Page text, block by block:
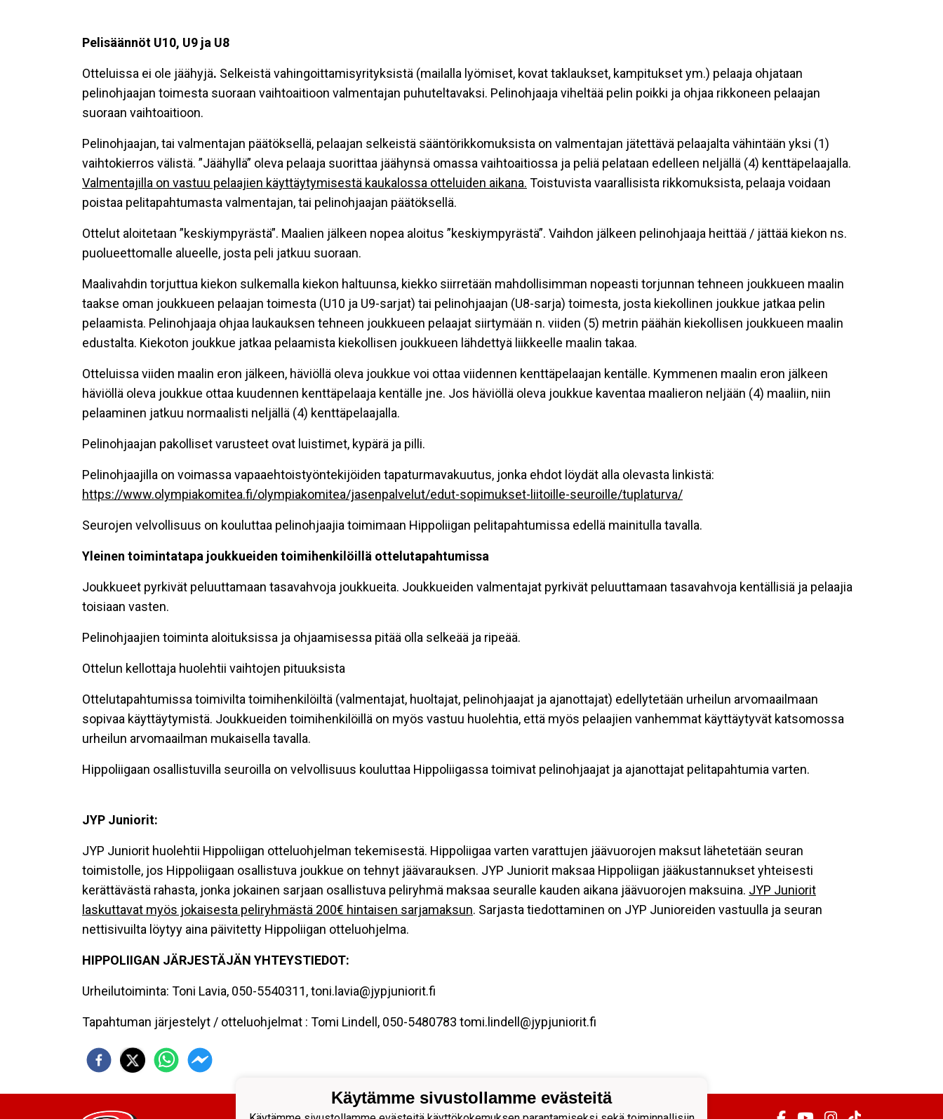
Pelisäännöt U10, U9 ja U8
Otteluissa ei ole jäähyjä. Selkeistä vahingoittamisyrityksistä (mailalla lyömiset, kovat taklaukset, kampitukset ym.) pelaaja ohjataan
pelinohjaajan toimesta suoraan vaihtoaitioon valmentajan puhuteltavaksi. Pelinohjaaja viheltää pelin poikki ja ohjaa rikkoneen pelaajan
suoraan vaihtoaitioon.
Pelinohjaajan, tai valmentajan päätöksellä, pelaajan selkeistä sääntörikkomuksista on valmentajan jätettävä pelaajalta vähintään yksi (1)
vaihtokierros välistä. ”Jäähyllä” oleva pelaaja suorittaa jäähynsä omassa vaihtoaitiossa ja peliä pelataan edelleen neljällä (4) kenttäpelaajalla.
Valmentajilla on vastuu pelaajien käyttäytymisestä kaukalossa otteluiden aikana. Toistuvista vaarallisista rikkomuksista, pelaaja voidaan
poistaa pelitapahtumasta valmentajan, tai pelinohjaajan päätöksellä.
Ottelut aloitetaan ”keskiympyrästä”. Maalien jälkeen nopea aloitus ”keskiympyrästä”. Vaihdon jälkeen pelinohjaaja heittää / jättää kiekon ns.
puolueettomalle alueelle, josta peli jatkuu suoraan.
Maalivahdin torjuttua kiekon sulkemalla kiekon haltuunsa, kiekko siirretään mahdollisimman nopeasti torjunnan tehneen joukkueen maalin
taakse oman joukkueen pelaajan toimesta (U10 ja U9-sarjat) tai pelinohjaajan (U8-sarja) toimesta, josta kiekollinen joukkue jatkaa pelin
pelaamista. Pelinohjaaja ohjaa laukauksen tehneen joukkueen pelaajat siirtymään n. viiden (5) metrin päähän kiekollisen joukkueen maalin
edustalta. Kiekoton joukkue jatkaa pelaamista kiekollisen joukkueen lähdettyä liikkeelle maalin takaa.
Otteluissa viiden maalin eron jälkeen, häviöllä oleva joukkue voi ottaa viidennen kenttäpelaajan kentälle. Kymmenen maalin eron jälkeen
häviöllä oleva joukkue ottaa kuudennen kenttäpelaaja kentälle jne. Jos häviöllä oleva joukkue kaventaa maalieron neljään (4) maaliin, niin
pelaaminen jatkuu normaalisti neljällä (4) kenttäpelaajalla.
Pelinohjaajan pakolliset varusteet ovat luistimet, kypärä ja pilli.
Pelinohjaajilla on voimassa vapaaehtoistyöntekijöiden tapaturmavakuutus, jonka ehdot löydät alla olevasta linkistä:
https://www.olympiakomitea.fi/olympiakomitea/jasenpalvelut/edut-sopimukset-liitoille-seuroille/tuplaturva/
Seurojen velvollisuus on kouluttaa pelinohjaajia toimimaan Hippoliigan pelitapahtumissa edellä mainitulla tavalla.
Yleinen toimintatapa joukkueiden toimihenkilöillä ottelutapahtumissa
Joukkueet pyrkivät peluuttamaan tasavahvoja joukkueita. Joukkueiden valmentajat pyrkivät peluuttamaan tasavahvoja kentällisiä ja pelaajia
toisiaan vasten.
Pelinohjaajien toiminta aloituksissa ja ohjaamisessa pitää olla selkeää ja ripeää.
Ottelun kellottaja huolehtii vaihtojen pituuksista
Ottelutapahtumissa toimivilta toimihenkilöiltä (valmentajat, huoltajat, pelinohjaajat ja ajanottajat) edellytetään urheilun arvomaailmaan
sopivaa käyttäytymistä. Joukkueiden toimihenkilöillä on myös vastuu huolehtia, että myös pelaajien vanhemmat käyttäytyvät katsomossa
urheilun arvomaailman mukaisella tavalla.
Hippoliigaan osallistuvilla seuroilla on velvollisuus kouluttaa Hippoliigassa toimivat pelinohjaajat ja ajanottajat pelitapahtumia varten.
JYP Juniorit:
JYP Juniorit huolehtii Hippoliigan otteluohjelman tekemisestä. Hippoliigaa varten varattujen jäävuorojen maksut lähetetään seuran
toimistolle, jos Hippoliigaan osallistuva joukkue on tehnyt jäävarauksen. JYP Juniorit maksaa Hippoliigan jääkustannukset yhteisesti
kerättävästä rahasta, jonka jokainen sarjaan osallistuva peliryhmä maksaa seuralle kauden aikana jäävuorojen maksuina. JYP Juniorit
laskuttavat myös jokaisesta peliryhmästä 200€ hintaisen sarjamaksun. Sarjasta tiedottaminen on JYP Junioreiden vastuulla ja seuran
nettisivuilta löytyy aina päivitetty Hippoliigan otteluohjelma.
HIPPOLIIGAN JÄRJESTÄJÄN YHTEYSTIEDOT:
Urheilutoiminta: Toni Lavia, 050-5540311, toni.lavia@jypjuniorit.fi
Tapahtuman järjestelyt / otteluohjelmat : Tomi Lindell, 050-5480783 tomi.lindell@jypjuniorit.fi
Käytämme sivustollamme evästeitä